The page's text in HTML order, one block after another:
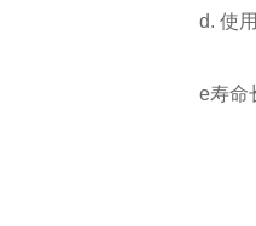
d. 使
e寿命